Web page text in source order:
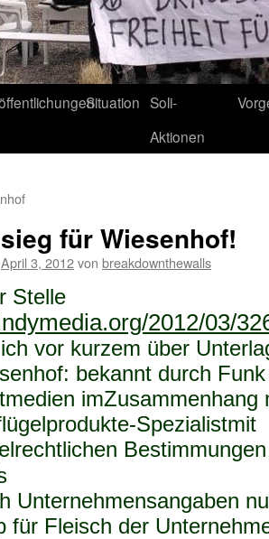
Situation Soli-
Aktionen
für Wiesenhof!
April 3, 2012von breakdownthewalls
Stelle
2012/03/
vor kurzem über
bekannt durch
imZusammenhang
Spezialistmit
Unternehmensangaben
für Fleisch der